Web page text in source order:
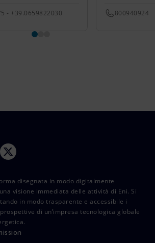
- +39.0659822030 800940924
disegnata in modo digitalmente
visione immediata delle attività di Eni. Si
in modo trasparente e accessibile i
di un’impresa tecnologica globale